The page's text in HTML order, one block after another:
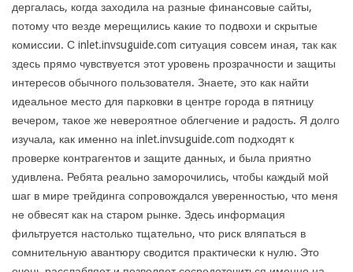
дергалась, когда заходила на разные финансовые сайты,
потому что везде мерещились какие то подвохи и скрытые
комиссии. С inlet.invsuguide.com ситуация совсем иная, так как
здесь прямо чувствуется этот уровень прозрачности и защиты
интересов обычного пользователя. Знаете, это как найти
идеальное место для парковки в центре города в пятницу
вечером, такое же невероятное облегчение и радость. Я долго
изучала, как именно на inlet.invsuguide.com подходят к
проверке контрагентов и защите данных, и была приятно
удивлена. Ребята реально заморочились, чтобы каждый мой
шаг в мире трейдинга сопровождался уверенностью, что меня
не обвесят как на старом рынке. Здесь информация
фильтруется настолько тщательно, что риск вляпаться в
сомнительную авантюру сводится практически к нулю. Это